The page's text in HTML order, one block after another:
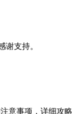
谢支持。